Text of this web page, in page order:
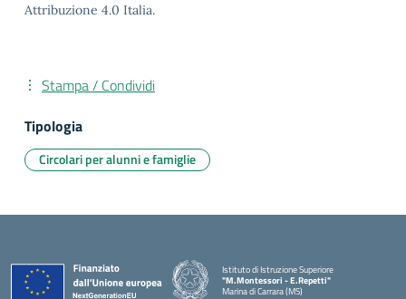
Attribuzione 4.0 Italia.
Stampa / Condividi
Tipologia
Circolari per alunni e famiglie
Istituto di Istruzione Superiore
"M.Montessori - E.Repetti"
Marina di Carrara (MS)